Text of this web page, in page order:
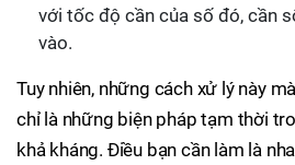
với tốc độ cần của số đó, cần
vào.
Tuy nhiên, những cách xử lý này mà
chỉ là những biện pháp tạm thời
khả kháng. Điều bạn cần làm là